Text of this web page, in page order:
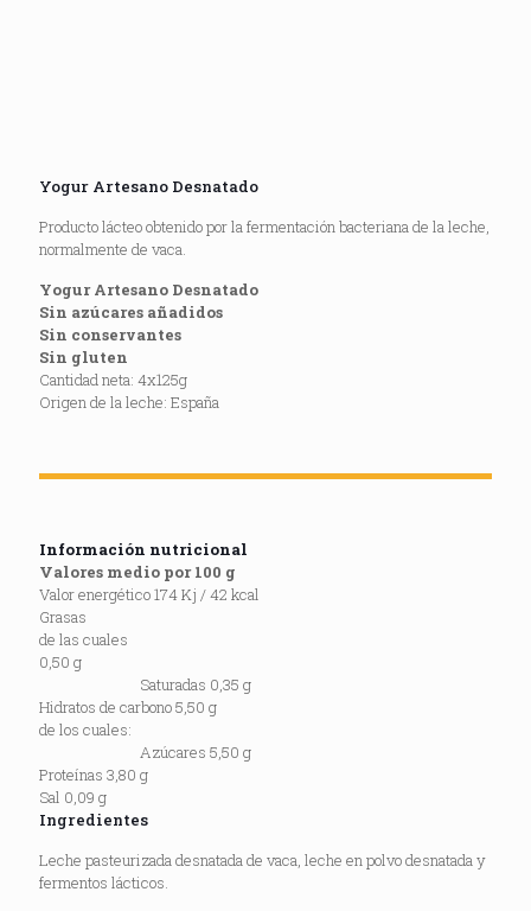
Yogur Artesano Desnatado
Producto lácteo obtenido por la fermentación bacteriana de la leche,
normalmente de vaca.
Yogur Artesano Desnatado
Sin azúcares añadidos
Sin conservantes
Sin gluten
Cantidad neta: 4x125g
Origen de la leche: España
Información nutricional
Valores medio por 100 g
Valor energético 174 Kj / 42 kcal
Grasas
de las cuales
0,50 g
Saturadas 0,35 g
Hidratos de carbono 5,50 g
de los cuales:
Azúcares 5,50 g
Proteínas 3,80 g
Sal 0,09 g
Ingredientes
Leche pasteurizada desnatada de vaca, leche en polvo desnatada y
fermentos lácticos.